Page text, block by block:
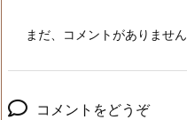
まだ、コメントがありません
コメントをどうぞ